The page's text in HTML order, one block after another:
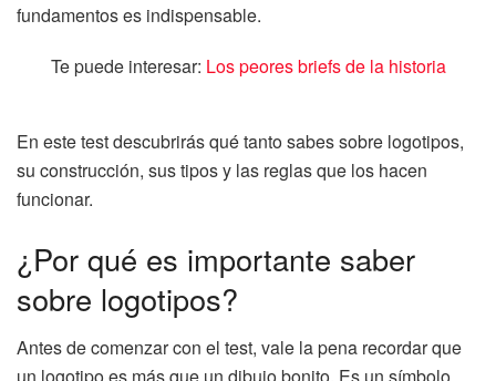
fundamentos es indispensable.
Te puede interesar: Los peores briefs de la historia
En este test descubrirás qué tanto sabes sobre logotipos,
su construcción, sus tipos y las reglas que los hacen
funcionar.
¿Por qué es importante saber
sobre logotipos?
Antes de comenzar con el test, vale la pena recordar que